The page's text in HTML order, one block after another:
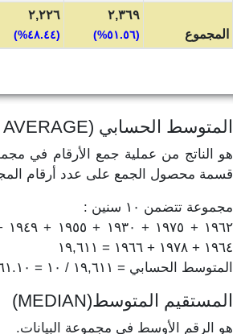
المجموع
٢,٣٦٩
(٥١.٥٦%)
٢,٢٢٦
(٤٨.٤٤%)
المتوسط الحسابي (MEAN or AVERAGE)
هو الناتج من عملية جمع الأرقام في
قسمة محصول الجمع على عدد أرقام
مجموعة تتضمن ١٠ سنين :
١٩٦٤ + ١٩٧٨ + ١٩٦٦ = ١٩,٦١١
المتوسط الحسابي = ١٩,٦١١ / ١٠ = ١٩٦١.١٠
المستقيم المتوسط(MEDIAN)
هو الرقم الأوسط في مجموعة البيانات.